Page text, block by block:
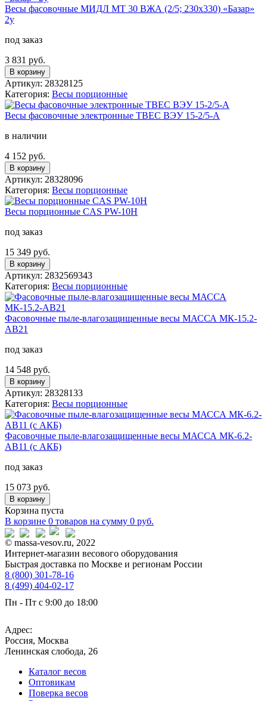
Весы фасовочные МИДЛ МТ 30 ВЖА (2/5; 230x330) «Базар»
2у
под заказ
3 831 руб.
В корзину
Артикул: 28328125
Категория: Весы порционные
Весы фасовочные электронные ТВЕС ВЭУ 15-2/5-А
в наличии
4 152 руб.
В корзину
Артикул: 28328096
Категория: Весы порционные
Весы порционные CAS PW-10H
под заказ
15 349 руб.
В корзину
Артикул: 2832569343
Категория: Весы порционные
Фасовочные пыле-влагозащищенные весы МАССА МК-15.2-
АВ21
под заказ
14 548 руб.
В корзину
Артикул: 28328133
Категория: Весы порционные
Фасовочные пыле-влагозащищенные весы МАССА МК-6.2-
АВ11 (с АКБ)
под заказ
15 073 руб.
В корзину
Корзина пуста
В корзине 0 товаров на сумму 0 руб.
© massa-vesov.ru, 2022
Интернет-магазин весового оборудования
Быстрая доставка по Москве и регионам России
8 (800) 301-78-16
8 (499) 404-02-17
Пн - Пт с 9:00 до 18:00
Адрес:
Россия, Москва
Ленинская слобода, 26
Каталог весов
Оптовикам
Поверка весов